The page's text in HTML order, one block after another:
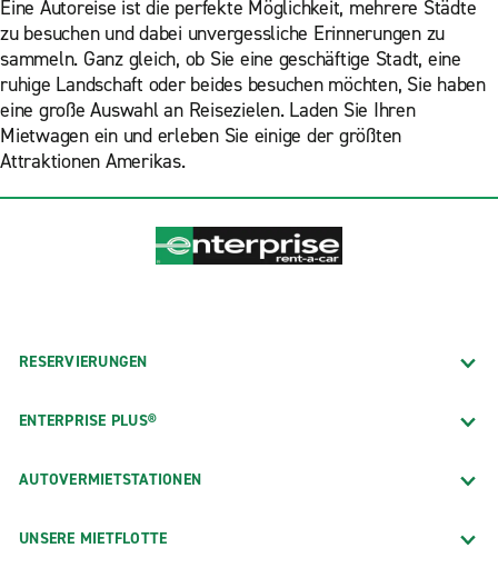
Eine Autoreise ist die perfekte Möglichkeit, mehrere Städte
zu besuchen und dabei unvergessliche Erinnerungen zu
sammeln. Ganz gleich, ob Sie eine geschäftige Stadt, eine
ruhige Landschaft oder beides besuchen möchten, Sie haben
eine große Auswahl an Reisezielen. Laden Sie Ihren
Mietwagen ein und erleben Sie einige der größten
Attraktionen Amerikas.
RESERVIERUNGEN
ENTERPRISE PLUS®
AUTOVERMIETSTATIONEN
UNSERE MIETFLOTTE